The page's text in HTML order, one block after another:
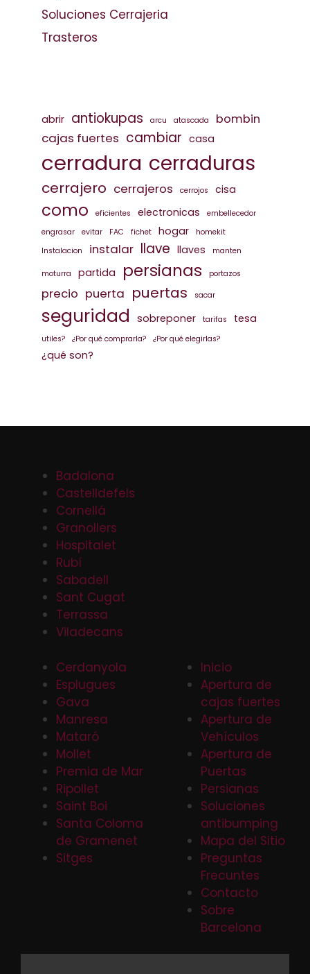
Soluciones Cerrajeria
Trasteros
abrir antiokupas arcu atascada
bombin
cajas fuertes cambiar casa
cerradura cerraduras
cerrajero cerrajeros cerrojos cisa
como eficientes electronicas
embellecedor
engrasar
evitar FAC fichet hogar
homekit
Instalacion
instalar llave llaves manten
moturra partida persianas portazos
precio puerta puertas sacar
seguridad sobreponer tarifas tesa
utiles? ¿Por qué comprarla? ¿Por qué elegirlas?
¿qué son?
Badalona
Castelldefels
Cornellá
Granollers
Hospitalet
Rubí
Sabadell
Sant Cugat
Terrassa
Viladecans
Cerdanyola
Esplugues
Gava
Manresa
Mataró
Mollet
Premia de Mar
Ripollet
Saint Boi
Santa Coloma
de Gramenet
Sitges
Inicio
Apertura de
cajas fuertes
Apertura de
Vehículos
Apertura de
Puertas
Persianas
Soluciones
antibumping
Mapa del Sitio
Preguntas
Frecuntes
Contacto
Sobre
Barcelona